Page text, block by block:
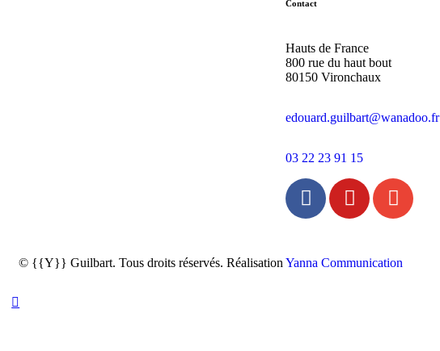
Contact
Hauts de France
800 rue du haut bout
80150 Vironchaux
edouard.guilbart@wanadoo.fr
03 22 23 91 15
© {{Y}} Guilbart. Tous droits réservés. Réalisation Yanna Communication